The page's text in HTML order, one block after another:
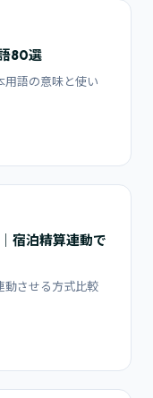
80選
用語の意味と使い
宿泊精算連動で
動させる方式比較